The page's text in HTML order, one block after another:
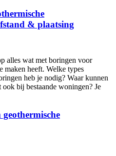
& plaatsing
alles wat met boringen voor
maken heeft. Welke types
heb je nodig? Waar kunnen
bij bestaande woningen? Je
geothermische